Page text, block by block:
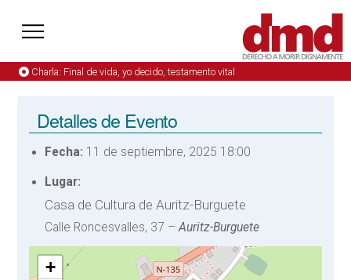
Charla: Final de vida, yo decido, testamento vital
Detalles de Evento
Fecha: 11 de septiembre, 2025 18:00
Lugar:
Casa de Cultura de Auritz-Burguete
Calle Roncesvalles, 37 –Auritz-Burguete
+